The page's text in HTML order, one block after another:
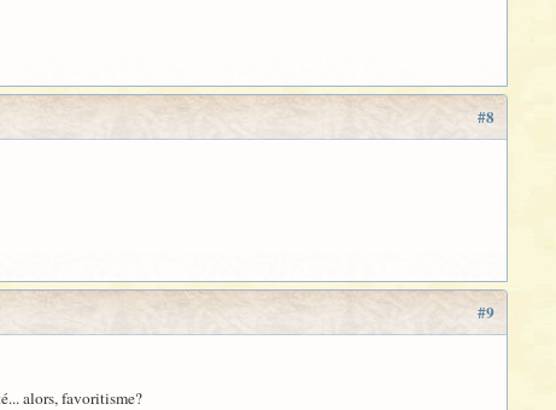
#8
#9
alors, favoritisme?